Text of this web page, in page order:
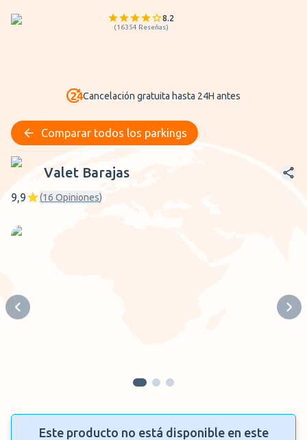
8.2
(16354 Reseñas)
Cancelación gratuita hasta 24H antes
Comparar todos los parkings
Valet Barajas
Valet Barajas
9,9 (16 Opiniones)
Previous slide
Este producto no está disponible en este